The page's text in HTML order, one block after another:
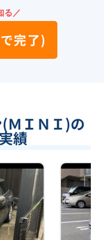
る／
完了)
ＭＩＮＩ)の
績